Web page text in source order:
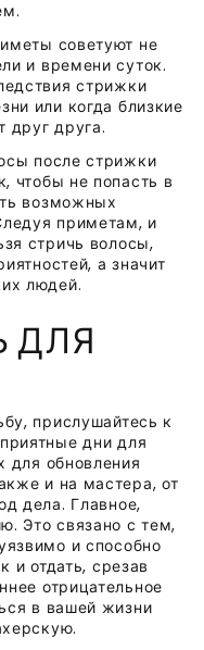
советуют не
и времени суток.
стрижки
или когда близкие
друг друга.
после стрижки
чтобы не попасть в
возможных
приметам, и
стричь волосы,
а значит
людей.
ДЛЯ
прислушайтесь к
дни для
для обновления
и на мастера, от
дела. Главное,
Это связано с тем,
и способно
и отдать, срезав
отрицательное
в вашей жизни